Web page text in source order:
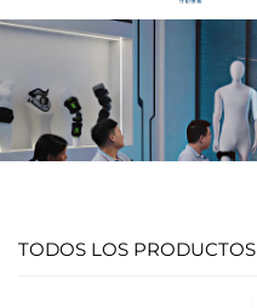
TODOS LOS PRODUCTOS